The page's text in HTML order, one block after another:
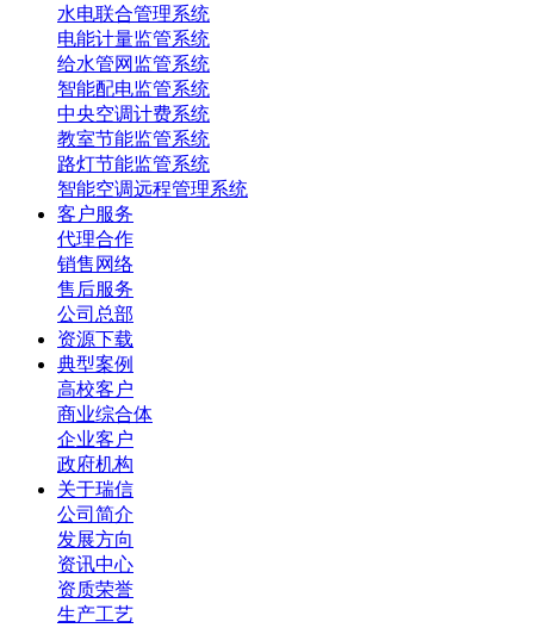
水电联合管理系统
电能计量监管系统
给水管网监管系统
智能配电监管系统
中央空调计费系统
教室节能监管系统
路灯节能监管系统
智能空调远程管理系统
客户服务
代理合作
销售网络
售后服务
公司总部
资源下载
典型案例
高校客户
商业综合体
企业客户
政府机构
关于瑞信
公司简介
发展方向
资讯中心
资质荣誉
生产工艺